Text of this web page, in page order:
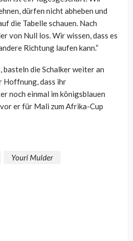
dürfen nicht abheben und
die Tabelle schauen. Nach
von Null los. Wir wissen, dass es
Richtung laufen kann.“
die Schalker weiter an
Hoffnung, dass ihr
noch einmal im königsblauen
er für Mali zum Afrika-Cup
Youri Mulder